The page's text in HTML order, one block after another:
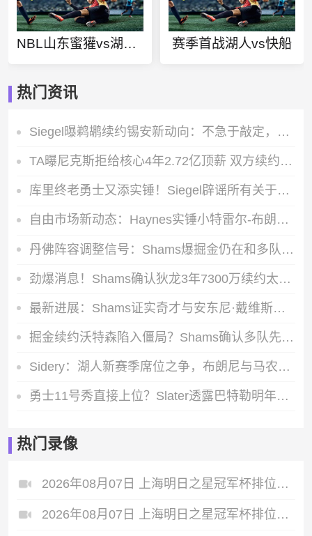
NBL山东蜜獾vs湖北文旅直播 赛季首战湖人vs快船
热门资讯
Siegel曝鹈鹕续约锡安新动向：不急于敲定，他需要用健康表现赢得新合同
TA曝尼克斯拒给核心4年2.72亿顶薪 双方续约谈判陷入僵局
库里终老勇士又添实锤！Siegel辟谣所有关于他的交易消息全是虚构
自由市场新动态：Haynes实锤小特雷尔-布朗正式签约爵士
丹佛阵容调整信号：Shams爆掘金仍在和多队推进沃特森先签后换谈判
劲爆消息！Shams确认狄龙3年7300万续约太阳 铁血侧翼长留凤凰城
最新进展：Shams证实奇才与安东尼·戴维斯暂时搁置续约相关沟通
掘金续约沃特森陷入僵局？Shams确认多队先签后换谈判仍在进行
Sidery：湖人新赛季席位之争，布朗尼与马农的最后一个轮换名额对决
勇士11号秀直接上位？Slater透露巴特勒明年2月复出，伦德伯格获重点培养
热门录像
2026年08月07日 上海明日之星冠军杯排位赛 葡萄牙体育U17 VS 拜耳04勒沃库森U17 全场录像
2026年08月07日 上海明日之星冠军杯排位赛 毕尔巴鄂竞技U17 VS 热刺U17 全场录像